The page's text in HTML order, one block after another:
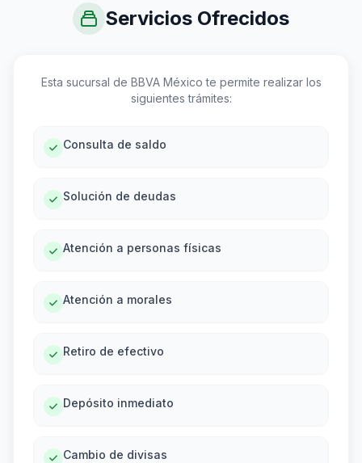
Servicios Ofrecidos
Esta sucursal de BBVA México te permite realizar los
siguientes trámites:
Consulta de saldo
Solución de deudas
Atención a personas físicas
Atención a morales
Retiro de efectivo
Depósito inmediato
Cambio de divisas